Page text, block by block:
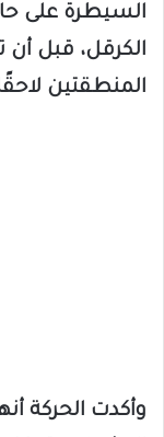
السيطرة على
الكرقل، قبل
المنطقتين
وأكدت الحركة